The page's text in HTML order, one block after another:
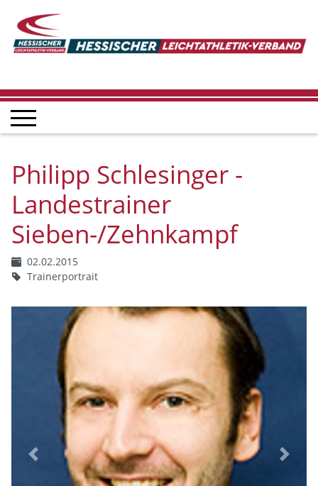
Philipp Schlesinger -
Landestrainer
Sieben-/Zehnkampf
02.02.2015
Trainerportrait
Previous Next